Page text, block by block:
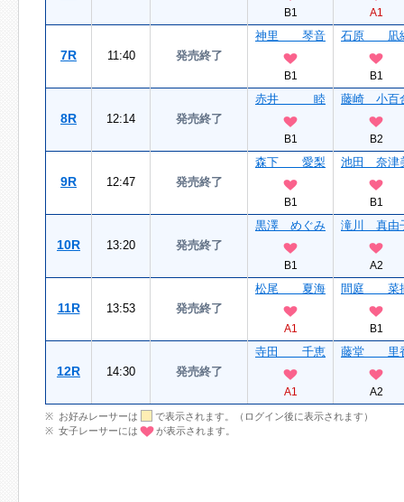
B1 A1
7R 11:40 発売終了
神里 琴音
B1
石原 凪
B1
8R 12:14 発売終了
赤井 睦
B1
藤崎 小百
B2
9R 12:47 発売終了
森下 愛梨
B1
池田 奈津
B1
10R 13:20 発売終了
黒澤 めぐみ
B1
滝川 真由
A2
11R 13:53 発売終了
松尾 夏海
A1
間庭 菜
B1
12R 14:30 発売終了
寺田 千恵
A1
藤堂 里
A2
お好みレーサーは
で表示されます。（ログイン後に表示されます）
女子レーサーには
が表示されます。